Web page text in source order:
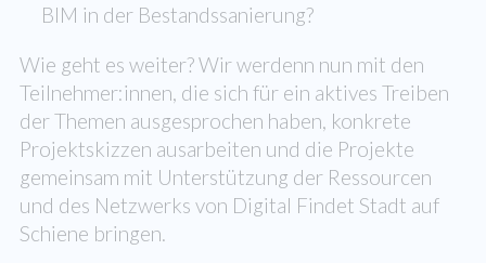
BIM in der Bestandssanierung?
Wie geht es weiter? Wir werdenn nun mit den
Teilnehmer:innen, die sich für ein aktives Treiben
der Themen ausgesprochen haben, konkrete
Projektskizzen ausarbeiten und die Projekte
gemeinsam mit Unterstützung der Ressourcen
und des Netzwerks von Digital Findet Stadt auf
Schiene bringen.